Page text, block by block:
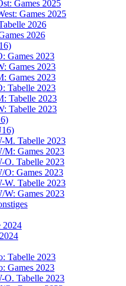
Games 2025
Games 2025
2026
2026
Games 2023
Games 2023
Games 2023
Tabelle 2023
Tabelle 2023
Tabelle 2023
M. Tabelle 2023
M: Games 2023
O. Tabelle 2023
O: Games 2023
W. Tabelle 2023
W: Games 2023
2024
Tabelle 2023
Games 2023
O. Tabelle 2023